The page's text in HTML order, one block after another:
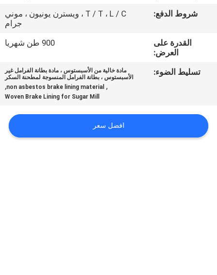
اطلب
اقتباس
PRIVACY
شروط الدفع:
T / T ، L / C ، ويسترن يونيون ، موني
جرام
القدرة على
العرض:
900 طن شهريا
تسليط الضوء:
مادة خالية من الأسبستوس ، مادة بطانة الفرامل غير
الأسبستوس ، بطانة الفرامل المنسوجة لمطحنة السكر
,
non asbestos brake lining material
,
Woven Brake Lining for Sugar Mill
افضل سعر